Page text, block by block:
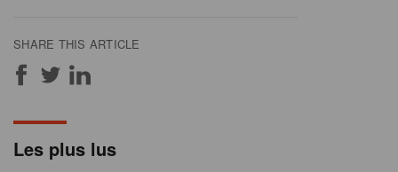
SHARE THIS ARTICLE
Les plus lus